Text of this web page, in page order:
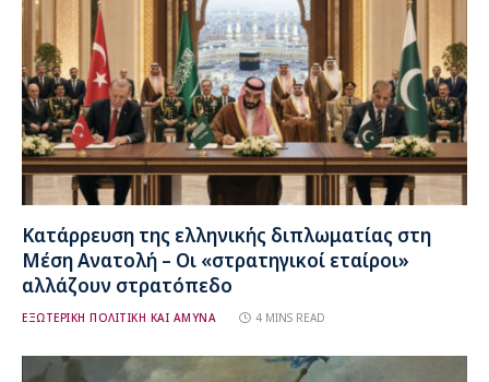
Κατάρρευση της ελληνικής διπλωματίας στη
Μέση Ανατολή – Οι «στρατηγικοί εταίροι»
αλλάζουν στρατόπεδο
ΕΞΩΤΕΡΙΚΗ ΠΟΛΙΤΙΚΗ ΚΑΙ ΑΜΥΝΑ 4 MINS READ